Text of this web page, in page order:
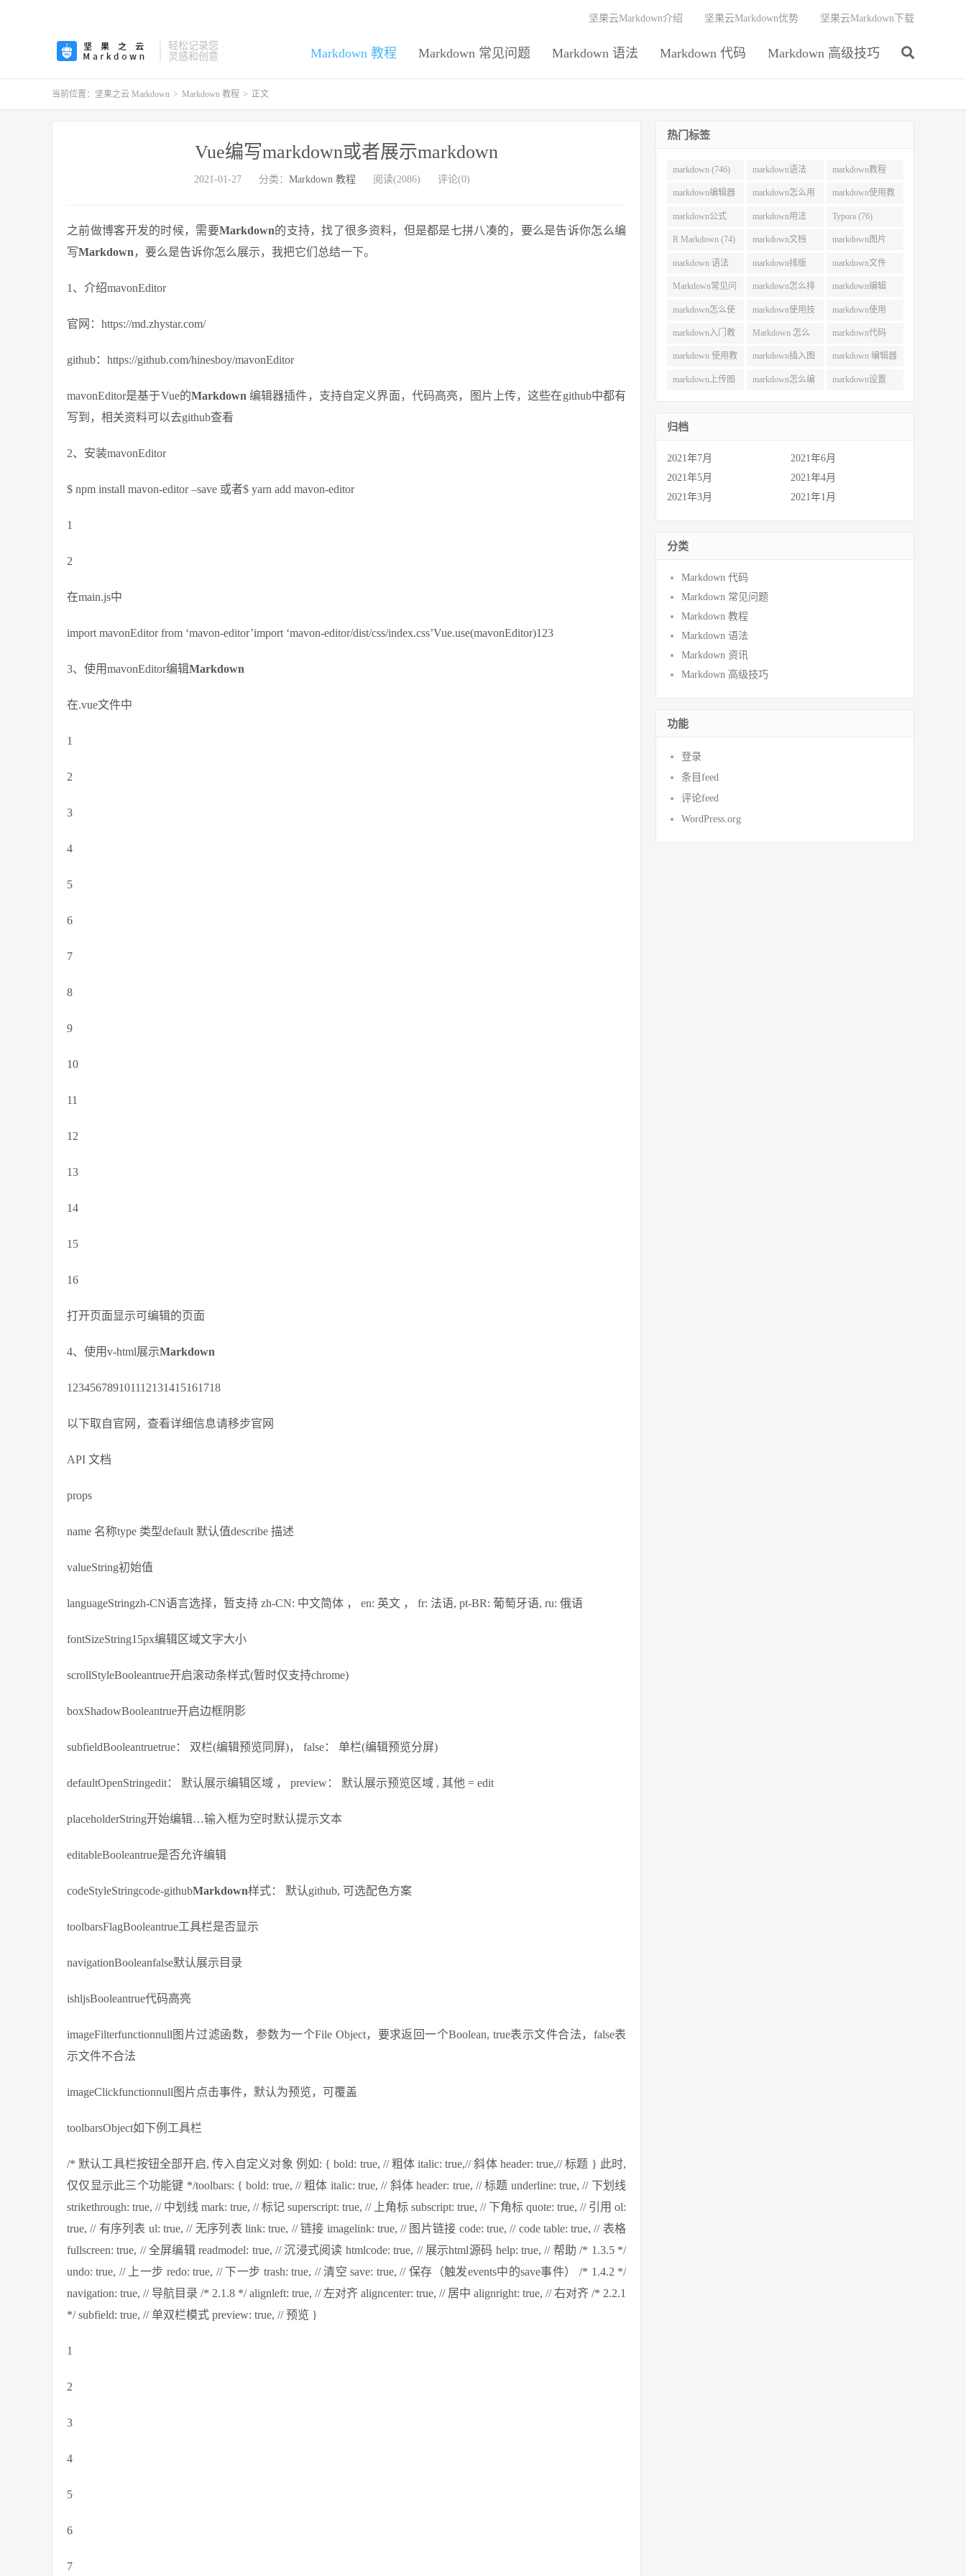
轻松记录您
灵感和创意
Markdown 教程 Markdown 常见问题 Markdown 语法 Markdown 代码 Markdown 高级技巧
坚果云Markdown介绍 坚果云Markdown优势 坚果云Markdown下载
当前位置： 坚果之云 Markdown > Markdown 教程 > 正文
Vue编写markdown或者展示markdown
2021-01-27 分类： Markdown 教程 阅读(2086) 评论(0)
之前做博客开发的时候，需要Markdown的支持，找了很多资料，但是都是七拼八凑的，要么是告诉你怎么编
写Markdown，要么是告诉你怎么展示，我把它们总结一下。
1、介绍mavonEditor
官网：https://md.zhystar.com/
github：https://github.com/hinesboy/mavonEditor
mavonEditor是基于Vue的Markdown 编辑器插件，支持自定义界面，代码高亮，图片上传，这些在github中都有
写到，相关资料可以去github查看
2、安装mavonEditor
$ npm install mavon-editor –save 或者$ yarn add mavon-editor
1
2
在main.js中
import mavonEditor from ‘mavon-editor’import ‘mavon-editor/dist/css/index.css’Vue.use(mavonEditor)123
3、使用mavonEditor编辑Markdown
在.vue文件中
1
2
3
4
5
6
7
8
9
10
11
12
13
14
15
16
打开页面显示可编辑的页面
4、使用v-html展示Markdown
123456789101112131415161718
以下取自官网，查看详细信息请移步官网
API 文档
props
name 名称type 类型default 默认值describe 描述
valueString初始值
languageStringzh-CN语言选择，暂支持 zh-CN: 中文简体 ， en: 英文 ， fr: 法语, pt-BR: 葡萄牙语, ru: 俄语
fontSizeString15px编辑区域文字大小
scrollStyleBooleantrue开启滚动条样式(暂时仅支持chrome)
boxShadowBooleantrue开启边框阴影
subfieldBooleantruetrue： 双栏(编辑预览同屏)， false： 单栏(编辑预览分屏)
defaultOpenStringedit： 默认展示编辑区域 ， preview： 默认展示预览区域 , 其他 = edit
placeholderString开始编辑…输入框为空时默认提示文本
editableBooleantrue是否允许编辑
codeStyleStringcode-githubMarkdown样式： 默认github, 可选配色方案
toolbarsFlagBooleantrue工具栏是否显示
navigationBooleanfalse默认展示目录
ishljsBooleantrue代码高亮
imageFilterfunctionnull图片过滤函数，参数为一个File Object，要求返回一个Boolean, true表示文件合法，false表
示文件不合法
imageClickfunctionnull图片点击事件，默认为预览，可覆盖
toolbarsObject如下例工具栏
/* 默认工具栏按钮全部开启, 传入自定义对象 例如: { bold: true, // 粗体 italic: true,// 斜体 header: true,// 标题 } 此时,
仅仅显示此三个功能键 */toolbars: { bold: true, // 粗体 italic: true, // 斜体 header: true, // 标题 underline: true, // 下划线
strikethrough: true, // 中划线 mark: true, // 标记 superscript: true, // 上角标 subscript: true, // 下角标 quote: true, // 引用 ol:
true, // 有序列表 ul: true, // 无序列表 link: true, // 链接 imagelink: true, // 图片链接 code: true, // code table: true, // 表格
fullscreen: true, // 全屏编辑 readmodel: true, // 沉浸式阅读 htmlcode: true, // 展示html源码 help: true, // 帮助 /* 1.3.5 */
undo: true, // 上一步 redo: true, // 下一步 trash: true, // 清空 save: true, // 保存（触发events中的save事件） /* 1.4.2 */
navigation: true, // 导航目录 /* 2.1.8 */ alignleft: true, // 左对齐 aligncenter: true, // 居中 alignright: true, // 右对齐 /* 2.2.1
*/ subfield: true, // 单双栏模式 preview: true, // 预览 }
1
2
3
4
5
6
7
热门标签
markdown (746) markdown语法
(292)
markdown教程
(215)
markdown编辑器
(212)
markdown怎么用
(130)
markdown使用教
程 (106)
markdown公式
(101)
markdown用法
(83)
Typora (76)
R Markdown (74) markdown文档
(73)
markdown图片
(70)
markdown 语法
(62)
markdown排版
(62)
markdown文件
(55)
Markdown常见问
题 (54)
markdown怎么排
版 (52)
markdown编辑
(51)
markdown怎么使
用 (49)
markdown使用技
巧 (49)
markdown使用
(42)
markdown入门教
程 (40)
Markdown 怎么
用 (38)
markdown代码
(35)
markdown 使用教
程 (30)
markdown插入图
片 (29)
markdown 编辑器
(28)
markdown上传图 markdown怎么编 markdown设置
归档
2021年7月
2021年6月
2021年5月
2021年4月
2021年3月
2021年1月
分类
Markdown 代码
Markdown 常见问题
Markdown 教程
Markdown 语法
Markdown 资讯
Markdown 高级技巧
功能
登录
条目feed
评论feed
WordPress.org